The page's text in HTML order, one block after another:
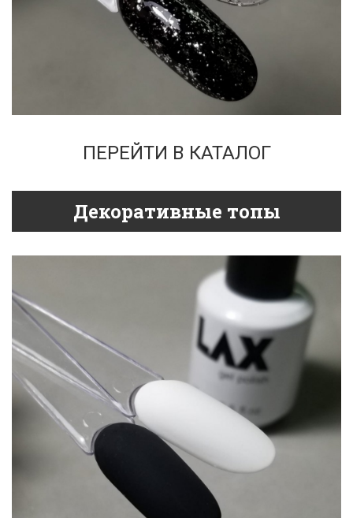
ПЕРЕЙТИ В КАТАЛОГ
Декоративные топы